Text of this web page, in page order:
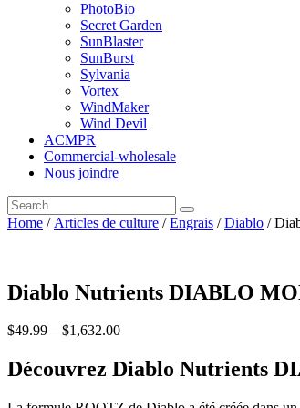
PhotoBio
Secret Garden
SunBlaster
SunBurst
Sylvania
Vortex
WindMaker
Wind Devil
ACMPR
Commercial-wholesale
Nous joindre
Home / Articles de culture /Engrais /Diablo /
Diablo Nutrients DIABLO
$49.99 – $1,632.00
Découvrez Diablo Nutrients